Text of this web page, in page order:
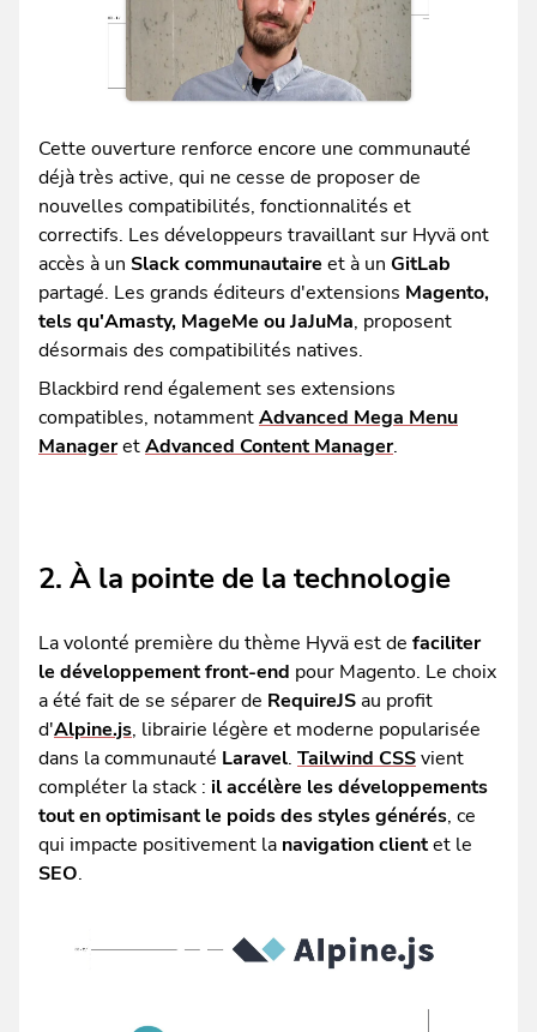
Cette ouverture renforce encore une communauté
déjà très active, qui ne cesse de proposer de
nouvelles compatibilités, fonctionnalités et
correctifs. Les développeurs travaillant sur Hyvä ont
accès à un Slack communautaire et à un GitLab
partagé. Les grands éditeurs d'extensions Magento,
tels qu'Amasty, MageMe ou JaJuMa, proposent
désormais des compatibilités natives.
Blackbird rend également ses extensions
compatibles, notammentAdvanced Mega Menu
ManageretAdvanced Content Manager.
2. À la pointe de la technologie
La volonté première du thème Hyvä est de faciliter
le développement front-end pour Magento. Le choix
a été fait de se séparer de RequireJSau profit
d'Alpine.js, librairie légère et moderne popularisée
dans la communauté Laravel. Tailwind CSSvient
compléter la stack : il accélère les développements
tout en optimisant le poids des styles générés, ce
qui impacte positivement la navigationclientet le
SEO.